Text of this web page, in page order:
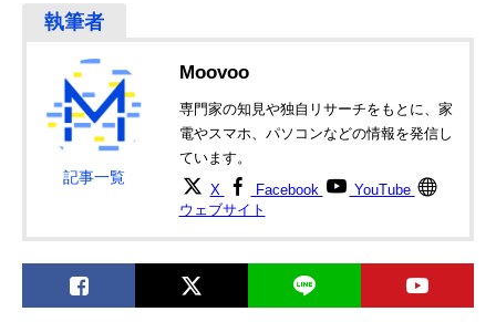
記事一覧
Moovoo
専門家の知見や独自リサーチをもとに、家
電やスマホ、パソコンなどの情報を発信し
ています。
X Facebook
YouTube
ウェブサイト